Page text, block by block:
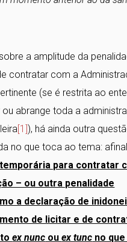
a amplitude da
contratar com a
(se é restrita ao ente
abrange toda a
[1] ), há ainda outra
no que toca ao tema:
para contratar
– ou outra penalidade
a declaração de
de licitar e de
ex nunc ouex tunc no